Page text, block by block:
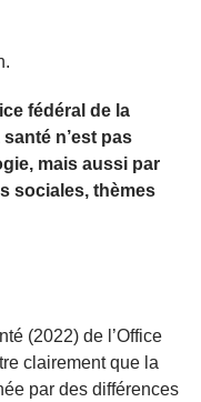
fédéral de la
n’est pas
mais aussi par
sociales, thèmes
(2022) de l’Office
clairement que la
par des différences